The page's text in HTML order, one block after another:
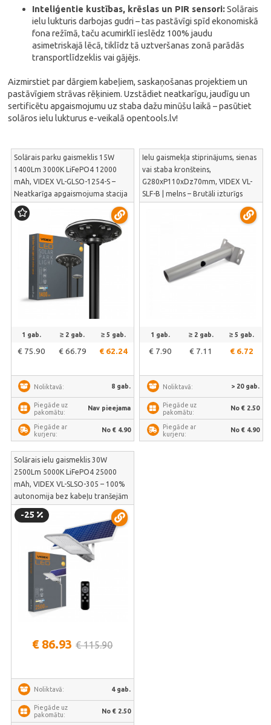
Inteliģentie kustības, krēslas un PIR sensori:Solārais
ielu lukturis darbojas gudri – tas pastāvīgi spīd ekonomiskā
fona režīmā, taču acumirklī ieslēdz 100% jaudu
asimetriskajā lēcā, tiklīdz tā uztveršanas zonā parādās
transportlīdzeklis vai gājējs.
Aizmirstiet par dārgiem kabeļiem, saskaņošanas projektiem un
pastāvīgiem strāvas rēķiniem. Uzstādiet neatkarīgu, jaudīgu un
sertificētu apgaismojumu uz staba dažu minūšu laikā – pasūtiet
solāros ielu lukturus e-veikalā opentools.lv!
Solārais parku gaismeklis 15W
1400Lm 3000K LiFePO4 12000
mAh, VIDEX VL-GLSO-1254-S –
Neatkarīga apgaismojuma stacija
celiņiem, kas reaģē uz gājējiem |
VL-GLSO-1254-S
1 gab.
€ 75.90
≥ 2 gab.
€ 66.79
≥ 5 gab.
€ 62.24
Noliktavā: 8 gab.
Piegāde uz
pakomātu:
Nav pieejama
Piegāde ar
kurjeru:
No € 4.90
Ielu gaismekļa stiprinājums, sienas
vai staba kronšteins,
G280xP110xDz70mm, VIDEX VL-
SLF-B | melns – Brutāli izturīgs
biezsienu tērauds, kas neizliecas
1 gab.
€ 7.90
≥ 2 gab.
€ 7.11
≥ 5 gab.
€ 6.72
Noliktavā: > 20 gab.
Piegāde uz
pakomātu:
No € 2.50
Piegāde ar
kurjeru:
No € 4.90
Solārais ielu gaismeklis 30W
2500Lm 5000K LiFePO4 25000
mAh, VIDEX VL-SLSO-305 – 100%
autonomija bez kabeļu tranšejām
un sala izturīgs LiFePO4
akumulators | VL-SLSO-305
-25
€ 86.93 € 115.90
Noliktavā: 4 gab.
Piegāde uz
pakomātu:
No € 2.50